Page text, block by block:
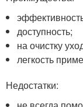
доступность;
на очистку
легкость
Недостатки: